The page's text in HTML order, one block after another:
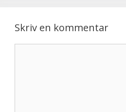
Skriv en kommentar